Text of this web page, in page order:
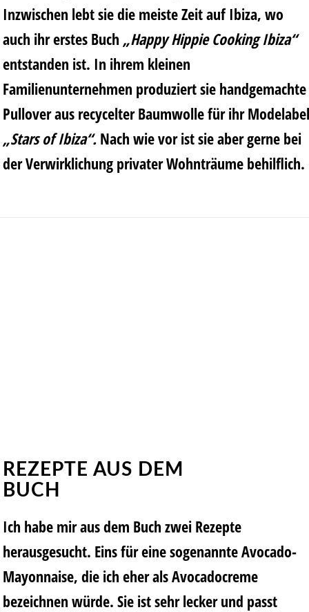
Inzwischen lebt sie die meiste Zeit auf Ibiza, wo
auch ihr erstes Buch „Happy Hippie Cooking Ibiza“
entstanden ist. In ihrem kleinen
Familienunternehmen produziert sie handgemachte
Pullover aus recycelter Baumwolle für ihr Modelabel
„Stars of Ibiza“. Nach wie vor ist sie aber gerne bei
der Verwirklichung privater Wohnträume behilflich.
REZEPTE AUS DEM
BUCH
Ich habe mir aus dem Buch zwei Rezepte
herausgesucht. Eins für eine sogenannte Avocado-
Mayonnaise, die ich eher als Avocadocreme
bezeichnen würde. Sie ist sehr lecker und passt